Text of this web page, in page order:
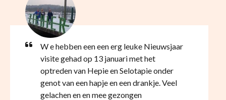
W e hebben een een erg leuke Nieuwsjaar
visite gehad op 13 januari met het
optreden van Hepie en Selotapie onder
genot van een hapje en een drankje. Veel
gelachen en en mee gezongen